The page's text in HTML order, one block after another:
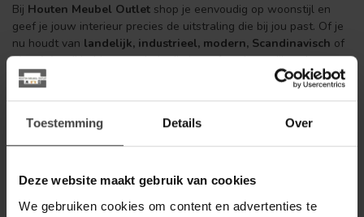
Toestemming Details Over
Deze website maakt gebruik van cookies
We gebruiken cookies om content en advertenties te
Bij Houten Meubel Outlet shop je eenvoudig op woonstijl en
geef je jouw interieur precies de uitstraling die bij jou past. Of je
nu houdt van landelijk, industrieel, modern, Scandinavisch of
klassiek, wij hebben meubels die jouw favoriete stijl tot leven
brengen – altijd van massief hout en tegen outletprijzen.
ONTDEK MEUBELS PER WOONSTIJL
Onze collectie is zorgvuldig samengesteld om je te helpen de
Industriële meubels: Stoer, robuust en gemaakt van hout
& metaal – perfect voor een urban loft uitstraling.